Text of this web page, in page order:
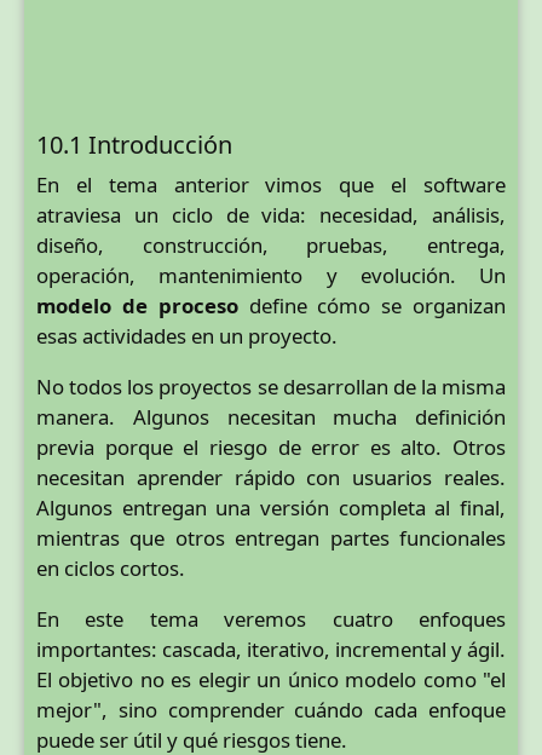
10.1 Introducción
En el tema anterior vimos que el software
atraviesa un ciclo de vida: necesidad, análisis,
diseño, construcción, pruebas, entrega,
operación, mantenimiento y evolución. Un
modelo de procesodefine cómo se organizan
esas actividades en un proyecto.
No todos los proyectos se desarrollan de la misma
manera. Algunos necesitan mucha definición
previa porque el riesgo de error es alto. Otros
necesitan aprender rápido con usuarios reales.
Algunos entregan una versión completa al final,
mientras que otros entregan partes funcionales
en ciclos cortos.
En este tema veremos cuatro enfoques
importantes: cascada, iterativo, incremental y ágil.
El objetivo no es elegir un único modelo como "el
mejor", sino comprender cuándo cada enfoque
puede ser útil y qué riesgos tiene.